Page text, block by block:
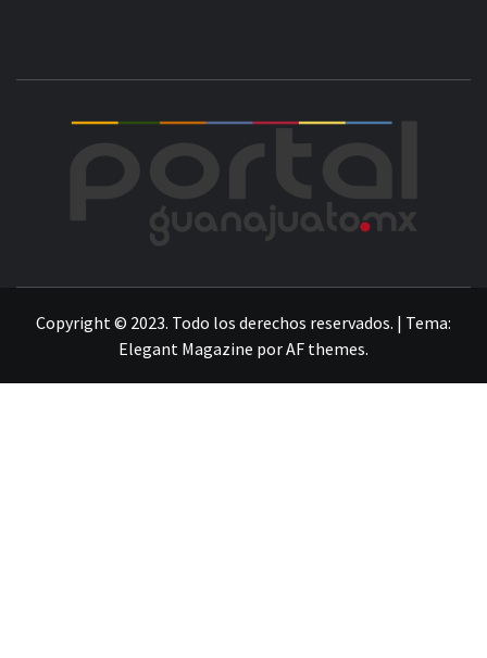
Copyright © 2023. Todo los derechos reservados. | Tema:
Elegant Magazine porAF themes.